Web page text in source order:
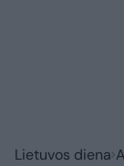
Lietuvos diena